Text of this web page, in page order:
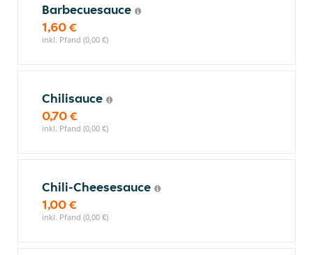
Barbecuesauce
1,60 €
inkl. Pfand (0,00 €)
Chilisauce
0,70 €
inkl. Pfand (0,00 €)
Chili-Cheesesauce
1,00 €
inkl. Pfand (0,00 €)